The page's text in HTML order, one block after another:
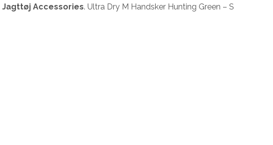
Jagttøj Accessories. Ultra Dry M Handsker Hunting Green – S